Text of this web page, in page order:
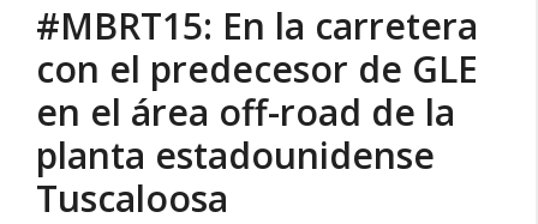
#MBRT15: En la carretera
con el predecesor de GLE
en el área off-road de la
planta estadounidense
Tuscaloosa